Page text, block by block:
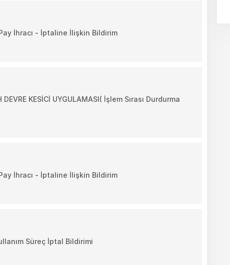
İhracı - İptaline İlişkin Bildirim
KESİCİ UYGULAMASI( İşlem Sırası Durdurma
İhracı - İptaline İlişkin Bildirim
Süreç İptal Bildirimi